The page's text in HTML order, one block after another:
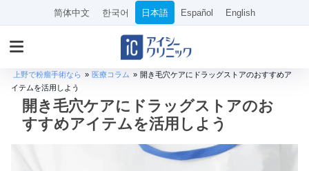
简体中文 한국어 日本語 Español English
上野で粉瘤手術なら » 医療コラム » 開き毛穴ケアにドラッグストアのおすすめア
イテムを活用しよう
開き毛穴ケアにドラッグストアのお
すすめアイテムを活用しよう